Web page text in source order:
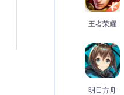
王者荣耀
明日方舟